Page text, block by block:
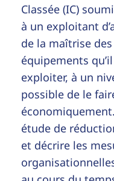
Classée (IC)
à un exploitant
de la maîtrise
équipements
exploiter, à un
possible de le
étude de
et décrire les